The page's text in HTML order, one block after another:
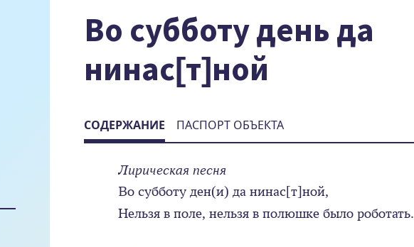
Во субботу день да
нинас[т]ной
СОДЕРЖАНИЕ ПАСПОРТ ОБЪЕКТА
Лирическая песня
Во субботу ден(и) да нинас[т]ной,
Нельзя в поле, нельзя в полюшке было роботать.